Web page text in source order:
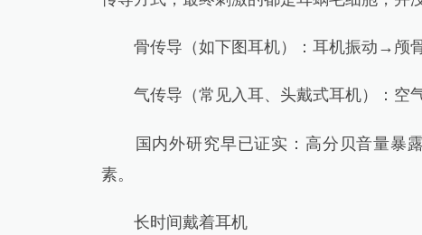
骨传导（如下图耳机）：耳机振动→颅
气传导（常见入耳、头戴式耳机）：空
国内外研究早已证实：高分贝音量暴露
素。
长时间戴着耳机